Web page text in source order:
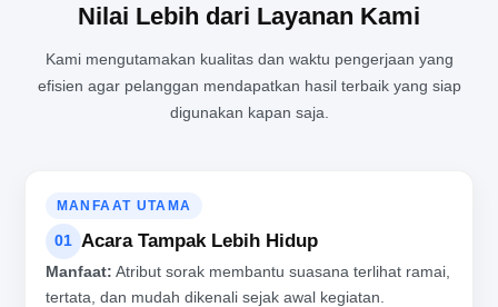
Nilai Lebih dari Layanan Kami
Kami mengutamakan kualitas dan waktu pengerjaan yang
efisien agar pelanggan mendapatkan hasil terbaik yang siap
digunakan kapan saja.
MANFAAT UTAMA
01 Acara Tampak Lebih Hidup
Manfaat: Atribut sorak membantu suasana terlihat ramai,
tertata, dan mudah dikenali sejak awal kegiatan.